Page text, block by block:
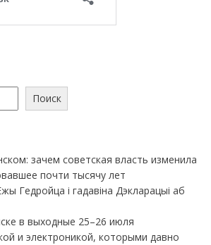
Поиск
зачем советская власть изменила
почти тысячу лет
Гедройца і гадавіна Дэкларацыі аб
в выходные 25–26 июля
и электроникой, которыми давно